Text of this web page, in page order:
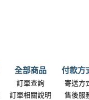
全部商品
訂單查詢
訂單相關說明
付款方
寄送方
售後服